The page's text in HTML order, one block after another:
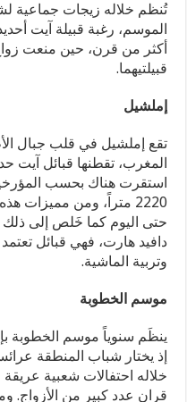
تُنظم خلاله زيجات جماعية
الموسم، رغبة قبيلة آيت
أكثر من قرن، حين منعت
قبيلتيهما.
إملشيل
تقع إملشيل في قلب جبال
المغرب، تقطنها قبائل آيت
2220 متراً، ومن مميزات
حتى اليوم كما خَلص إلى ذلك
دافيد هارت، فهي قبائل
وتربية الماشية.
موسم الخطوبة
ينظَم سنوياً موسم الخطوبة
إذ يختار شباب المنطقة
خلاله احتفالات شعبية
قران عدد كبير من الأزواج.